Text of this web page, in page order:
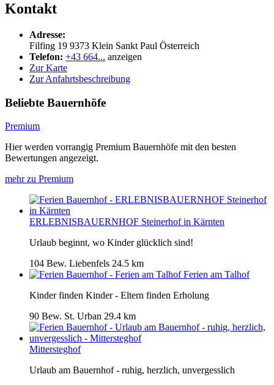
Kontakt
Adresse:
Filfing 19 9373 Klein Sankt Paul Österreich
Telefon: +43 664... anzeigen
Zur Karte
Zur Anfahrtsbeschreibung
Beliebte Bauernhöfe
Premium
Hier werden vorrangig Premium Bauernhöfe mit den besten
Bewertungen angezeigt.
mehr zu Premium
ERLEBNISBAUERNHOF Steinerhof in Kärnten
Urlaub beginnt, wo Kinder glücklich sind!
104 Bew. Liebenfels 24.5 km
Ferien am Talhof
Kinder finden Kinder - Eltern finden Erholung
90 Bew. St. Urban 29.4 km
Mittersteghof
Urlaub am Bauernhof - ruhig, herzlich, unvergesslich